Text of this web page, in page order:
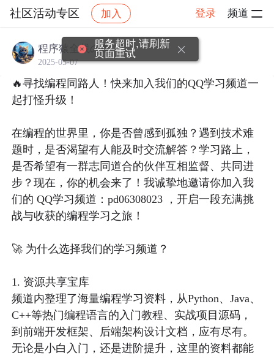
社区活动专区 加入 登录 频道
社区 社区活动专区 帖子详情
程序猿全栈の董
2025-05-07
🔥寻找编程同路人！快来加入我们的QQ学习频道一
起打怪升级！
在编程的世界里，你是否曾感到孤独？遇到技术难
题时，是否渴望有人能及时交流解答？学习路上，
是否希望有一群志同道合的伙伴互相监督、共同进
步？现在，你的机会来了！我诚挚地邀请你加入我
们的 QQ学习频道：pd06308023 ，开启一段充满挑
战与收获的编程学习之旅！
🚀 为什么选择我们的学习频道？
1. 资源共享宝库
频道内整理了海量编程学习资料，从Python、Java、
C++等热门编程语言的入门教程、实战项目源码，
到前端开发框架、后端架构设计文档，应有尽有。
无论是小白入门，还是进阶提升，这里的资料都能
服务超时,请刷新
页面重试